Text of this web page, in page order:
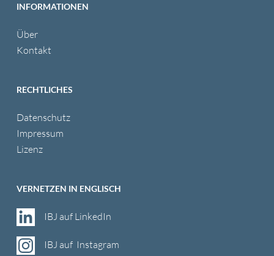
INFORMATIONEN
Über
Kontakt
RECHTLICHES
Datenschutz
Impressum
Lizenz
VERNETZEN IN ENGLISCH
IBJ auf LinkedIn
IBJ auf Instagram